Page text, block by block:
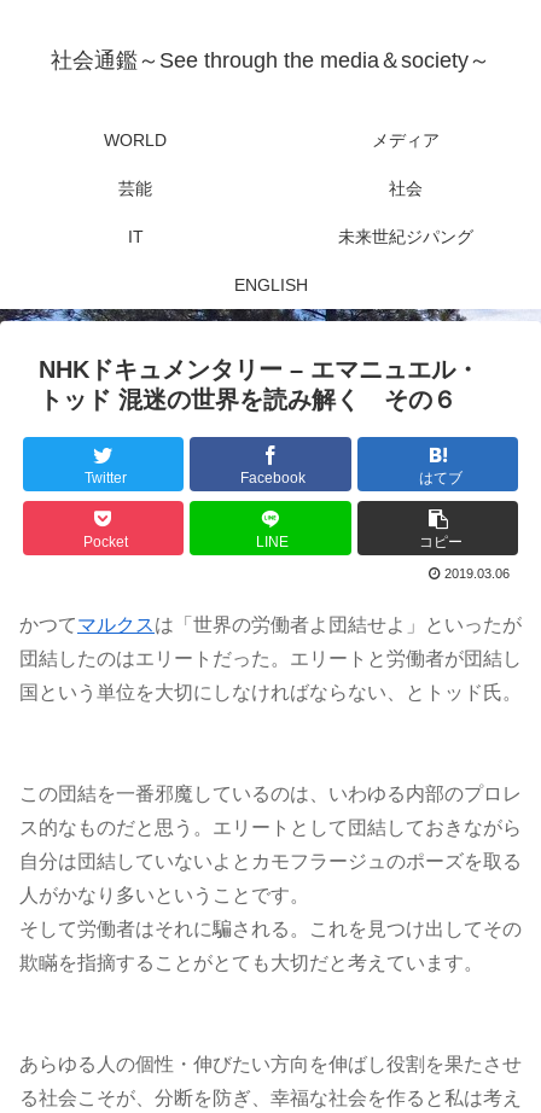
社会通鑑～See through the media＆society～
WORLD メディア
芸能 社会
IT 未来世紀ジパング
ENGLISH
NHKドキュメンタリー – エマニュエル・
トッド 混迷の世界を読み解く その６
Twitter Facebook はてブ
Pocket LINE コピー
2019.03.06
かつてマルクスは「世界の労働者よ団結せよ」といったが
団結したのはエリートだった。エリートと労働者が団結し
国という単位を大切にしなければならない、とトッド氏。
この団結を一番邪魔しているのは、いわゆる内部のプロレ
ス的なものだと思う。エリートとして団結しておきながら
自分は団結していないよとカモフラージュのポーズを取る
人がかなり多いということです。
そして労働者はそれに騙される。これを見つけ出してその
欺瞞を指摘することがとても大切だと考えています。
あらゆる人の個性・伸びたい方向を伸ばし役割を果たさせ
る社会こそが、分断を防ぎ、幸福な社会を作ると私は考え